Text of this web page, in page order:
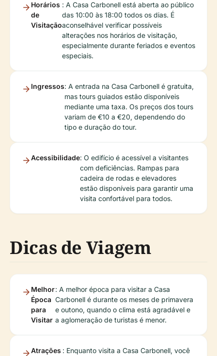
Horários
de
Visitação
: A Casa Carbonell está aberta ao público
das 10:00 às 18:00 todos os dias. É
aconselhável verificar possíveis
alterações nos horários de visitação,
especialmente durante feriados e eventos
especiais.
Ingressos: A entrada na Casa Carbonell é gratuita,
mas tours guiados estão disponíveis
mediante uma taxa. Os preços dos tours
variam de €10 a €20, dependendo do
tipo e duração do tour.
Acessibilidade: O edifício é acessível a visitantes
com deficiências. Rampas para
cadeira de rodas e elevadores
estão disponíveis para garantir uma
visita confortável para todos.
Dicas de Viagem
Melhor
Época
para
Visitar
: A melhor época para visitar a Casa
Carbonell é durante os meses de primavera
e outono, quando o clima está agradável e
a aglomeração de turistas é menor.
Atrações : Enquanto visita a Casa Carbonell, você